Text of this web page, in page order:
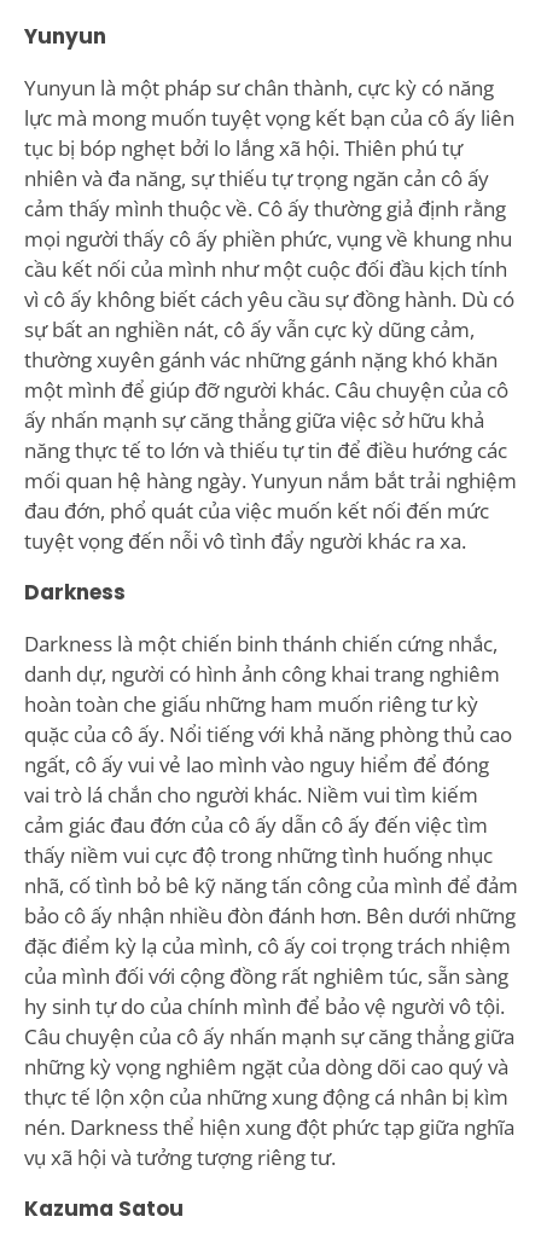
Yunyun
Yunyun là một pháp sư chân thành, cực kỳ có năng
lực mà mong muốn tuyệt vọng kết bạn của cô ấy liên
tục bị bóp nghẹt bởi lo lắng xã hội. Thiên phú tự
nhiên và đa năng, sự thiếu tự trọng ngăn cản cô ấy
cảm thấy mình thuộc về. Cô ấy thường giả định rằng
mọi người thấy cô ấy phiền phức, vụng về khung nhu
cầu kết nối của mình như một cuộc đối đầu kịch tính
vì cô ấy không biết cách yêu cầu sự đồng hành. Dù có
sự bất an nghiền nát, cô ấy vẫn cực kỳ dũng cảm,
thường xuyên gánh vác những gánh nặng khó khăn
một mình để giúp đỡ người khác. Câu chuyện của cô
ấy nhấn mạnh sự căng thẳng giữa việc sở hữu khả
năng thực tế to lớn và thiếu tự tin để điều hướng các
mối quan hệ hàng ngày. Yunyun nắm bắt trải nghiệm
đau đớn, phổ quát của việc muốn kết nối đến mức
tuyệt vọng đến nỗi vô tình đẩy người khác ra xa.
Darkness
Darkness là một chiến binh thánh chiến cứng nhắc,
danh dự, người có hình ảnh công khai trang nghiêm
hoàn toàn che giấu những ham muốn riêng tư kỳ
quặc của cô ấy. Nổi tiếng với khả năng phòng thủ cao
ngất, cô ấy vui vẻ lao mình vào nguy hiểm để đóng
vai trò lá chắn cho người khác. Niềm vui tìm kiếm
cảm giác đau đớn của cô ấy dẫn cô ấy đến việc tìm
thấy niềm vui cực độ trong những tình huống nhục
nhã, cố tình bỏ bê kỹ năng tấn công của mình để đảm
bảo cô ấy nhận nhiều đòn đánh hơn. Bên dưới những
đặc điểm kỳ lạ của mình, cô ấy coi trọng trách nhiệm
của mình đối với cộng đồng rất nghiêm túc, sẵn sàng
hy sinh tự do của chính mình để bảo vệ người vô tội.
Câu chuyện của cô ấy nhấn mạnh sự căng thẳng giữa
những kỳ vọng nghiêm ngặt của dòng dõi cao quý và
thực tế lộn xộn của những xung động cá nhân bị kìm
nén. Darkness thể hiện xung đột phức tạp giữa nghĩa
vụ xã hội và tưởng tượng riêng tư.
Kazuma Satou